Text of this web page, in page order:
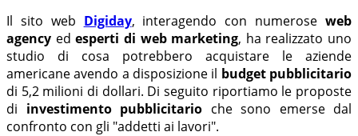
Il sito web Digiday, interagendo con numeroseweb
agency edesperti di web marketing, ha realizzato uno
studio di cosa potrebbero acquistare le aziende
americane avendo a disposizione il budget pubblicitario
di 5,2 milioni di dollari. Di seguito riportiamo le proposte
di investimento pubblicitario che sono emerse dal
confronto con gli "addetti ai lavori".